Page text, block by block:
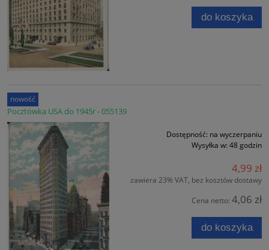
do koszyka
Pocztówka USA do 1945r - 055139
Dostępność: na wyczerpaniu
Wysyłka w: 48 godzin
4,99 zł
zawiera 23% VAT, bez kosztów dostawy
Cena netto: 4,06 zł
do koszyka
nowość